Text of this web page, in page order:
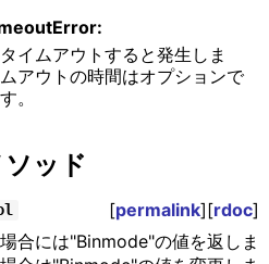
イムアウトすると発生しま
アウトの時間はオプションで
。
ッド
[permalink][rdoc]
合には"Binmode"の値を返しま